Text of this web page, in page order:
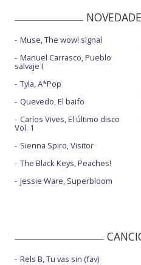
Muse, The wow! signal
Manuel Carrasco, Pueblo
salvaje I
Tyla, A*Pop
Quevedo, El baifo
Carlos Vives, El último disco
Vol. 1
Sienna Spiro, Visitor
The Black Keys, Peaches!
Jessie Ware, Superbloom
Rels B, Tu vas sin (fav)